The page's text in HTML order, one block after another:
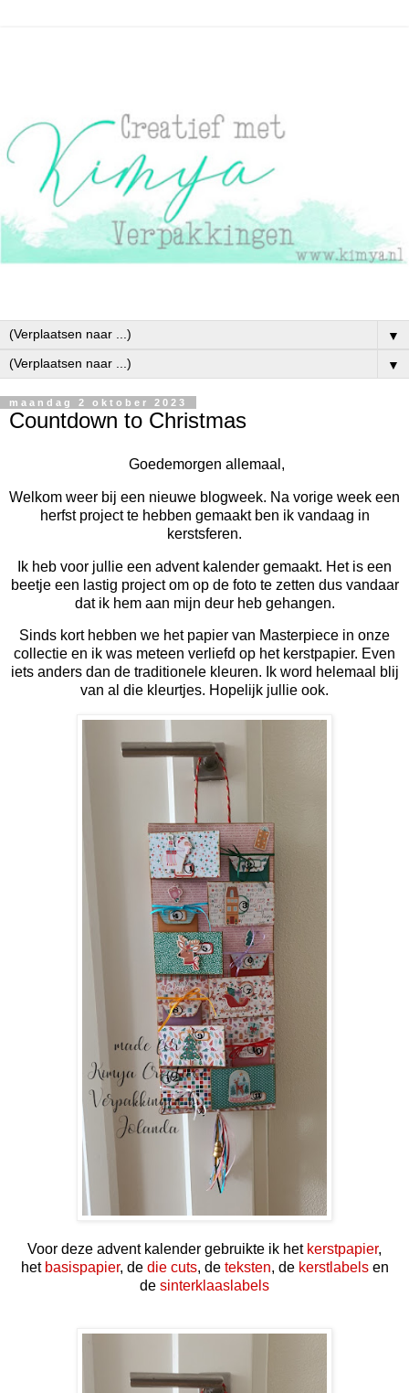
▼
▼
maandag 2 oktober 2023
Countdown to Christmas
Goedemorgen allemaal,
Welkom weer bij een nieuwe blogweek. Na vorige week een
herfst project te hebben gemaakt ben ik vandaag in
kerstsferen.
Ik heb voor jullie een advent kalender gemaakt. Het is een
beetje een lastig project om op de foto te zetten dus vandaar
dat ik hem aan mijn deur heb gehangen.
Sinds kort hebben we het papier van Masterpiece in onze
collectie en ik was meteen verliefd op het kerstpapier. Even
iets anders dan de traditionele kleuren. Ik word helemaal blij
van al die kleurtjes. Hopelijk jullie ook.
Voor deze advent kalender gebruikte ik het kerstpapier,
het basispapier, de die cuts, de teksten, de kerstlabelsen
de sinterklaaslabels